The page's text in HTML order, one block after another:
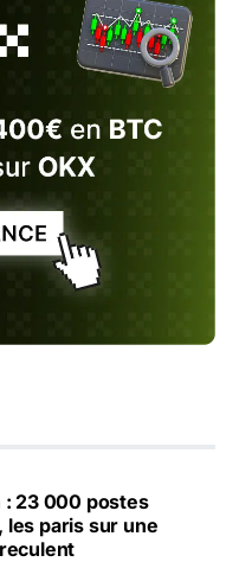
: 23 000 postes
paris sur une